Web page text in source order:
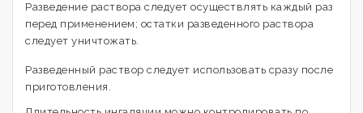
Разведение раствора следует осуществлять каждый раз
перед применением; остатки разведенного раствора
следует уничтожать.
Разведенный раствор следует использовать сразу после
приготовления.